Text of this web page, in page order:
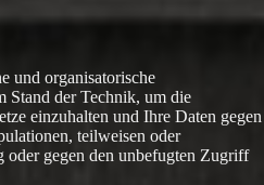
und organisatorische
Stand der Technik, um die
einzuhalten und Ihre Daten gegen
teilweisen oder
oder gegen den unbefugten Zugriff